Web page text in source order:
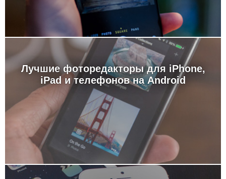
Лучшие фоторедакторы для iPhone,
iPad и телефонов на Android